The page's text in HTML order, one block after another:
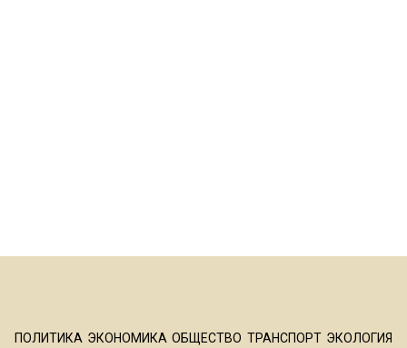
ПОЛИТИКА ЭКОНОМИКА ОБЩЕСТВО ТРАНСПОРТ ЭКОЛОГИЯ